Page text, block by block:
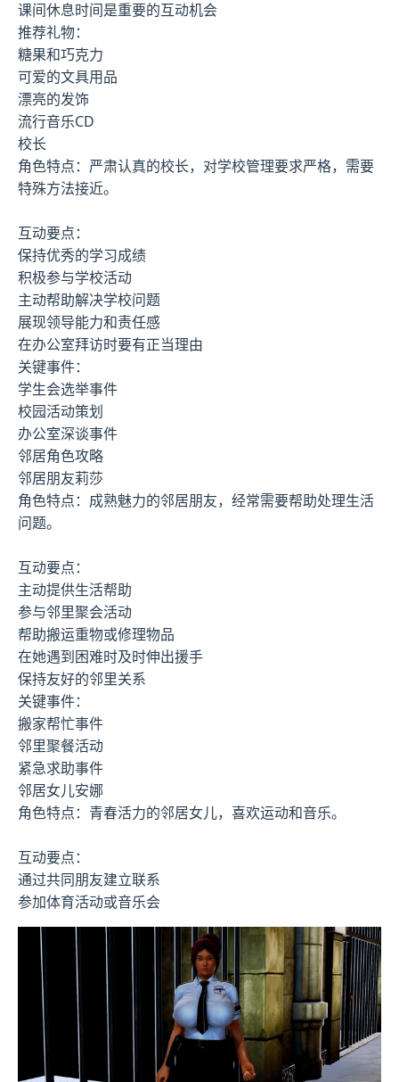
课间休息时间是重要的互动机会
推荐礼物：
糖果和巧克力
可爱的文具用品
漂亮的发饰
流行音乐CD
校长
角色特点：严肃认真的校长，对学校管理要求严格，需要
特殊方法接近。
互动要点：
保持优秀的学习成绩
积极参与学校活动
主动帮助解决学校问题
展现领导能力和责任感
在办公室拜访时要有正当理由
关键事件：
学生会选举事件
校园活动策划
办公室深谈事件
邻居角色攻略
邻居朋友莉莎
角色特点：成熟魅力的邻居朋友，经常需要帮助处理生活
问题。
互动要点：
主动提供生活帮助
参与邻里聚会活动
帮助搬运重物或修理物品
在她遇到困难时及时伸出援手
保持友好的邻里关系
关键事件：
搬家帮忙事件
邻里聚餐活动
紧急求助事件
邻居女儿安娜
角色特点：青春活力的邻居女儿，喜欢运动和音乐。
互动要点：
通过共同朋友建立联系
参加体育活动或音乐会